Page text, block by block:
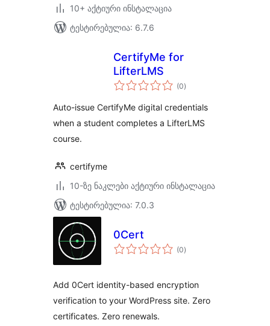
10+ აქტიური ინსტალაცია
ტესტირებულია: 6.7.6
CertifyMe for
LifterLMS
(0საერთო
რეიტინგი
)
Auto-issue CertifyMe digital credentials
when a student completes a LifterLMS
course.
certifyme
10-ზე ნაკლები აქტიური ინსტალაცია
ტესტირებულია: 7.0.3
0Cert
(0საერთო
რეიტინგი
)
Add 0Cert identity-based encryption
verification to your WordPress site. Zero
certificates. Zero renewals.